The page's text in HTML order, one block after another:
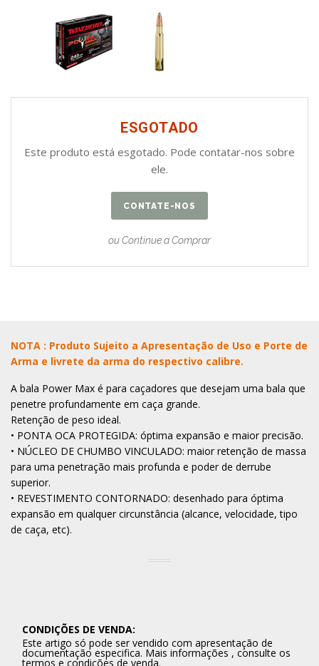
ESGOTADO
Este produto está esgotado. Pode contatar-nos sobre
ele.
CONTATE-NOS
ou Continue a Comprar
NOTA : Produto Sujeito a Apresentação de Uso e Porte de
Arma e livrete da arma do respectivo calibre.
A bala Power Max é para caçadores que desejam uma bala que
penetre profundamente em caça grande.
Retenção de peso ideal.
• PONTA OCA PROTEGIDA: óptima expansão e maior precisão.
• NÚCLEO DE CHUMBO VINCULADO: maior retenção de massa
para uma penetração mais profunda e poder de derrube
superior.
• REVESTIMENTO CONTORNADO: desenhado para óptima
expansão em qualquer circunstância (alcance, velocidade, tipo
de caça, etc).
CONDIÇÕES DE VENDA:
Este artigo só pode ser vendido com apresentação de
documentação especifica. Mais informações , consulte os
termos e condições de venda.